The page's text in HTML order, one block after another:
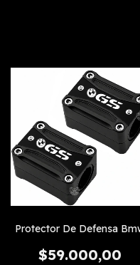
Protector De Defensa
$59.000,00